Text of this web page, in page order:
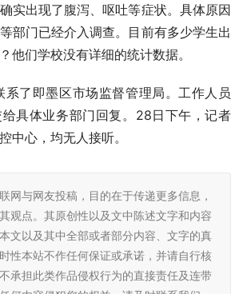
实出现了腹泻、呕吐等症状。具体原因
部门已经介入调查。目前有多少学生出
他们学校没有详细的统计数据。
系了即墨区市场监督管理局。工作人员
具体业务部门回复。28日下午，记者
中心，均无人接听。
网与网友投稿，目的在于传递更多信息，
观点。其原创性以及文中陈述文字和内容
文以及其中全部或者部分内容、文字的真
性本站不作任何保证或承诺，并请自行核
承担此类作品侵权行为的直接责任及连带